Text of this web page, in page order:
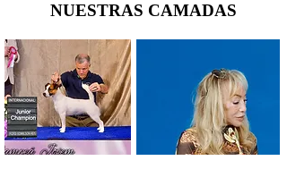
NUESTRAS CAMADAS